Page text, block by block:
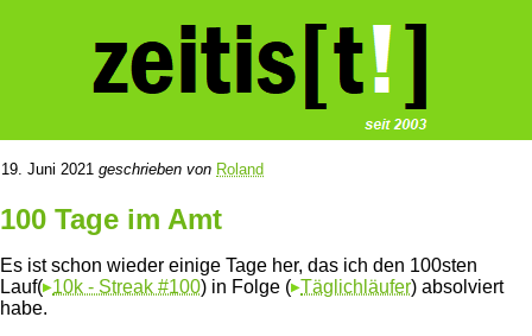
19. Juni 2021 geschrieben von Roland
100 Tage im Amt
Es ist schon wieder einige Tage her, das ich den 100sten
Lauf(▶10k - Streak #100) in Folge (▶Täglichläufer) absolviert
habe.